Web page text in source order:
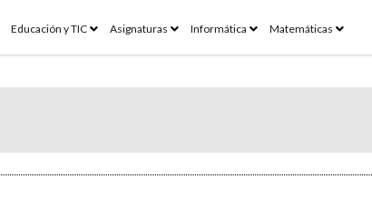
Educación y TIC openAsignaturas openInformática openMatemáticas open